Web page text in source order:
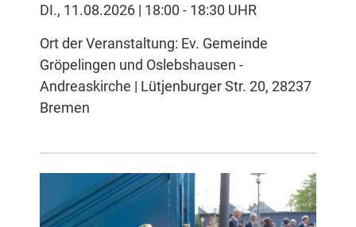
DI., 11.08.2026 | 18:00 - 18:30 UHR
Ort der Veranstaltung: Ev. Gemeinde
Gröpelingen und Oslebshausen -
Andreaskirche | Lütjenburger Str. 20, 28237
Bremen